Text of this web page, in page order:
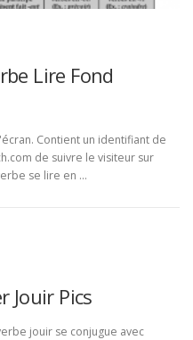
Lire Fond
Contient un identifiant de
de suivre le visiteur sur
se lire en …
Jouir Pics
jouir se conjugue avec